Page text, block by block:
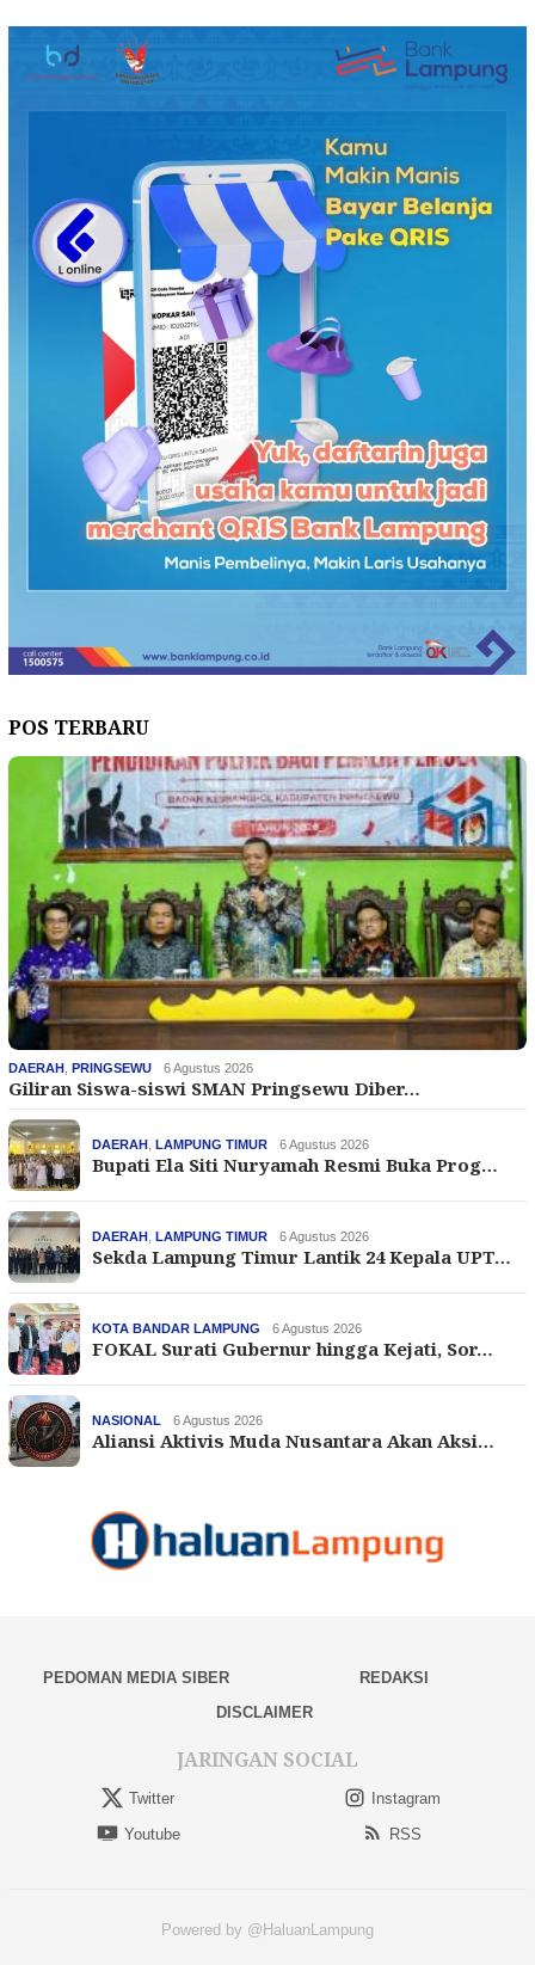
POS TERBARU
DAERAH PRINGSEWU 6 Agustus 2026
Giliran Siswa-siswi SMAN Pringsewu Diber…
DAERAH LAMPUNG TIMUR 6 Agustus 2026
Bupati Ela Siti Nuryamah Resmi Buka Prog…
DAERAH LAMPUNG TIMUR 6 Agustus 2026
Sekda Lampung Timur Lantik 24 Kepala UPT…
KOTA BANDAR LAMPUNG 6 Agustus 2026
FOKAL Surati Gubernur hingga Kejati, Sor…
NASIONAL 6 Agustus 2026
Aliansi Aktivis Muda Nusantara Akan Aksi…
PEDOMAN MEDIA SIBER
REDAKSI
DISCLAIMER
JARINGAN SOCIAL
Twitter
Instagram
Youtube
RSS
Powered by @HaluanLampung